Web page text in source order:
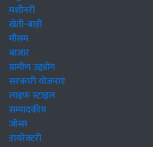
मशीनरी
खेती-बाड़ी
मौसम
बाजार
ग्रामीण उद्द्योग
सरकारी योजनाएं
लाइफ स्टाइल
सम्पादकीय
जॉब्स
डायरेक्टरी